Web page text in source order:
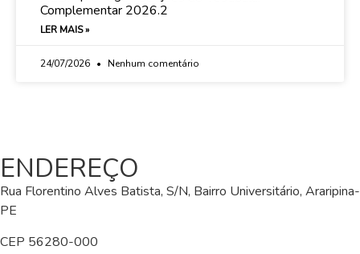
Complementar 2026.2
LER MAIS »
24/07/2026 Nenhum comentário
ENDEREÇO
Rua Florentino Alves Batista, S/N, Bairro Universitário, Araripina-
PE
CEP 56280-000